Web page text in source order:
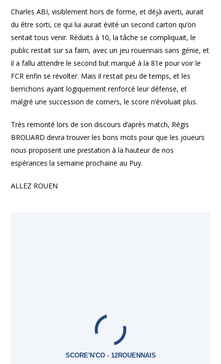
Charles ABI, visiblement hors de forme, et déjà averti, aurait
du être sorti, ce qui lui aurait évité un second carton qu’on
sentait tous venir. Réduits à 10, la tâche se compliquait, le
public restait sur sa faim, avec un jeu rouennais sans génie, et
il a fallu attendre le second but marqué à la 81e pour voir le
FCR enfin se révolter. Mais il restait peu de temps, et les
berrichons ayant logiquement renforcé leur défense, et
malgré une succession de corners, le score n’évoluait plus.
Très remonté lors de son discours d’après match, Régis
BROUARD devra trouver les bons mots pour que les joueurs
nous proposent une prestation à la hauteur de nos
espérances la semaine prochaine au Puy.
ALLEZ ROUEN
SCORE'N'CO - 12ROUENNAIS